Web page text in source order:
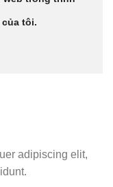
tôi.
adipiscing elit,